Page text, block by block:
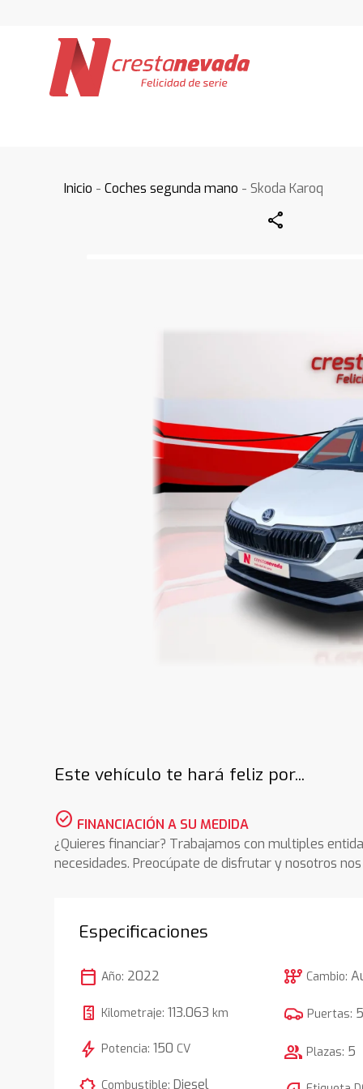
Inicio -Coches segunda mano - Skoda Karoq
Share
Este vehículo te hará feliz por...
check_circle FINANCIACIÓN A SU MEDIDA
¿Quieres financiar? Trabajamos con multiples
necesidades. Preocúpate de disfrutar y nosotros
Especificaciones
calendar_today Año: 2022
Kilometraje:113.063 km
bolt Potencia:150 CV
Combustible:Diesel
auto_transmission Cambio:
Puertas: 5
group Plazas: 5